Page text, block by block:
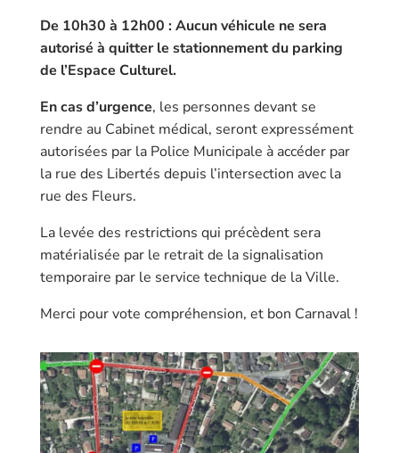
De 10h30 à 12h00 : Aucun véhicule ne sera
autorisé à quitter le stationnement du parking
de l’Espace Culturel.
En cas d’urgence, les personnes devant se
rendre au Cabinet médical, seront expressément
autorisées par la Police Municipale à accéder par
la rue des Libertés depuis l’intersection avec la
rue des Fleurs.
La levée des restrictions qui précèdent sera
matérialisée par le retrait de la signalisation
temporaire par le service technique de la Ville.
Merci pour vote compréhension, et bon Carnaval !